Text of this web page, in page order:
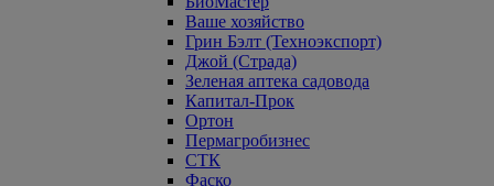
Ваше хозяйство
Грин Бэлт (Техноэкспорт)
Джой (Страда)
Зеленая аптека садовода
Капитал-Прок
Ортон
Пермагробизнес
СТК
Фаско